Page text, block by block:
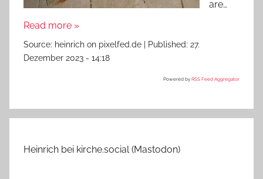
are…
Read more »
Source: heinrich on pixelfed.de Published: 27.
Dezember 2023 - 14:18
Powered by RSS Feed Aggregator
Heinrich bei kirche.social (Mastodon)